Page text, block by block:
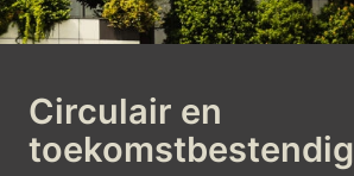
Circulair en
toekomstbestendig